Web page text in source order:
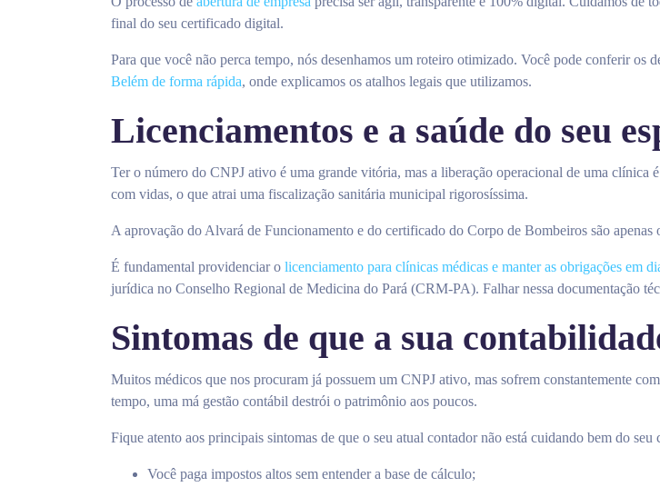
final do seu certificado digital.
Para que você não perca tempo, nós desenhamos um roteiro otimizado. Você pode conferir os
Belém de forma rápida, onde explicamos os atalhos legais que utilizamos.
Licenciamentos e a saúde do seu
Ter o número do CNPJ ativo é uma grande vitória, mas a liberação operacional de uma clínica
com vidas, o que atrai uma fiscalização sanitária municipal rigorosíssima.
A aprovação do Alvará de Funcionamento e do certificado do Corpo de Bombeiros são
É fundamental providenciar o licenciamento para clínicas médicas e manter as obrigações em
jurídica no Conselho Regional de Medicina do Pará (CRM-PA). Falhar nessa documentação
Sintomas de que a sua
Muitos médicos que nos procuram já possuem um CNPJ ativo, mas sofrem constantemente
tempo, uma má gestão contábil destrói o patrimônio aos poucos.
Fique atento aos principais sintomas de que o seu atual contador não está cuidando bem do seu
Você paga impostos altos sem entender a base de cálculo;